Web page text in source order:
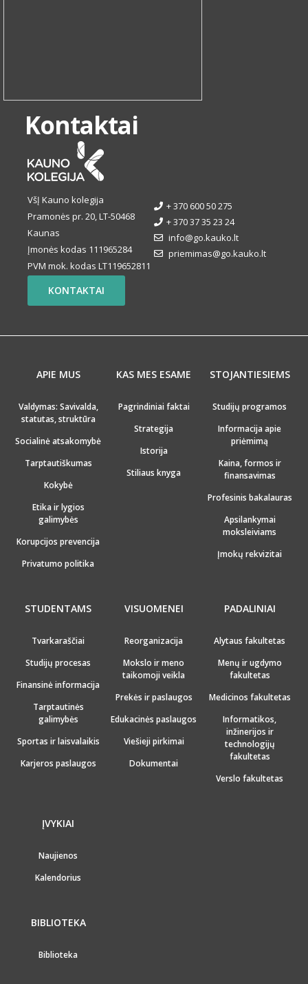
Kontaktai
VšĮ Kauno kolegija
Pramonės pr. 20, LT-50468
Kaunas
Įmonės kodas 111965284
PVM mok. kodas LT119652811
+ 370 600 50 275
+ 370 37 35 23 24
info@go.kauko.lt
priemimas@go.kauko.lt
KONTAKTAI
APIE MUS
Valdymas: Savivalda,
statutas, struktūra
Socialinė atsakomybė
Tarptautiškumas
Kokybė
Etika ir lygios
galimybės
Korupcijos prevencija
Privatumo politika
KAS MES ESAME
Pagrindiniai faktai
Strategija
Istorija
Stiliaus knyga
STOJANTIESIEMS
Studijų programos
Informacija apie
priėmimą
Kaina, formos ir
finansavimas
Profesinis bakalauras
Apsilankymai
moksleiviams
Įmokų rekvizitai
STUDENTAMS
Tvarkaraščiai
Studijų procesas
Finansinė informacija
Tarptautinės
galimybės
Sportas ir laisvalaikis
Karjeros paslaugos
VISUOMENEI
Reorganizacija
Mokslo ir meno
taikomoji veikla
Prekės ir paslaugos
Edukacinės paslaugos
Viešieji pirkimai
Dokumentai
PADALINIAI
Alytaus fakultetas
Menų ir ugdymo
fakultetas
Medicinos fakultetas
Informatikos,
inžinerijos ir
technologijų
fakultetas
Verslo fakultetas
ĮVYKIAI
Naujienos
Kalendorius
BIBLIOTEKA
Biblioteka